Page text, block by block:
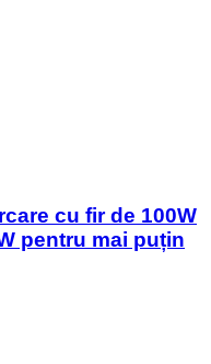
cu fir de 100W
pentru mai puțin